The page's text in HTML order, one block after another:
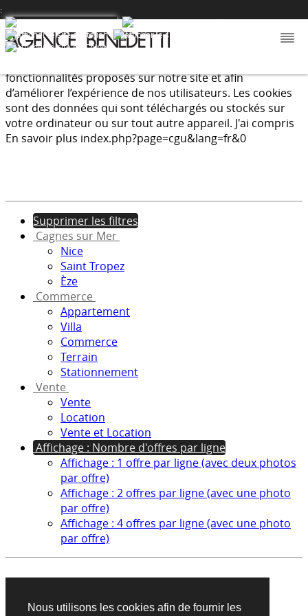
Nous utilisons les cookies afin de fournir les
fonctionnalités proposés sur notre site et afin
d’améliorer l’expérience de nos utilisateurs. Les cookies
sont des données qui sont téléchargés ou stockés sur
votre ordinateur ou sur tout autre appareil. J'ai compris
En savoir plus index.php?page=cgu&lang=fr&0
:
Supprimer les filtres
Cagnes sur Mer
Nice
Saint Tropez
Èze
Commerce
Appartement
Villa
Commerce
Terrain
Stationnement
Vente
Vente
Location
Vente et Location
Affichage : Nombre d'offres par ligne
Affichage : 1 offre par ligne (avec deux photos
par offre)
Affichage : 2 offres par ligne (avec une photo
par offre)
Affichage : 4 offres par ligne (avec une photo
par offre)